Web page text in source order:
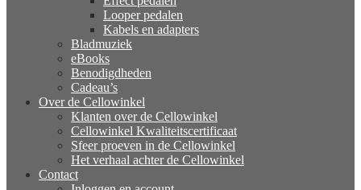
Looper pedalen
Kabels en adapters
Bladmuziek
eBooks
Benodigdheden
Cadeau’s
Over de Cellowinkel
Klanten over de Cellowinkel
Cellowinkel Kwaliteitscertificaat
Sfeer proeven in de Cellowinkel
Het verhaal achter de Cellowinkel
Contact